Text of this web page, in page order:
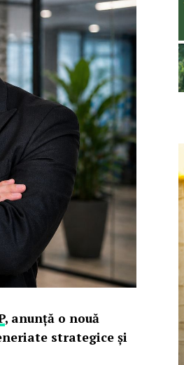
, anunță o nouă
strategice și